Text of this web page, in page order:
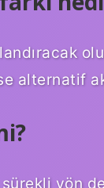
alternatif
yön